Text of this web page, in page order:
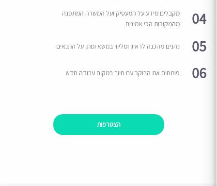
04
מקבלים מידע על המעסיק ועל המשרה המתפנה
מהמקורות הכי אמינים
05 נהנים מהכנה לראיון ומליווי במשא ומתן על התנאים
06 פותחים את הבוקר עם חיוך במקום עבודה חדש
הצטרפות